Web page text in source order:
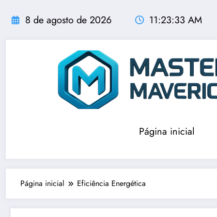
para
conteúdo
8 de agosto de 2026 11:23:34 AM
Página inicial
Página inicial Eficiência Energética